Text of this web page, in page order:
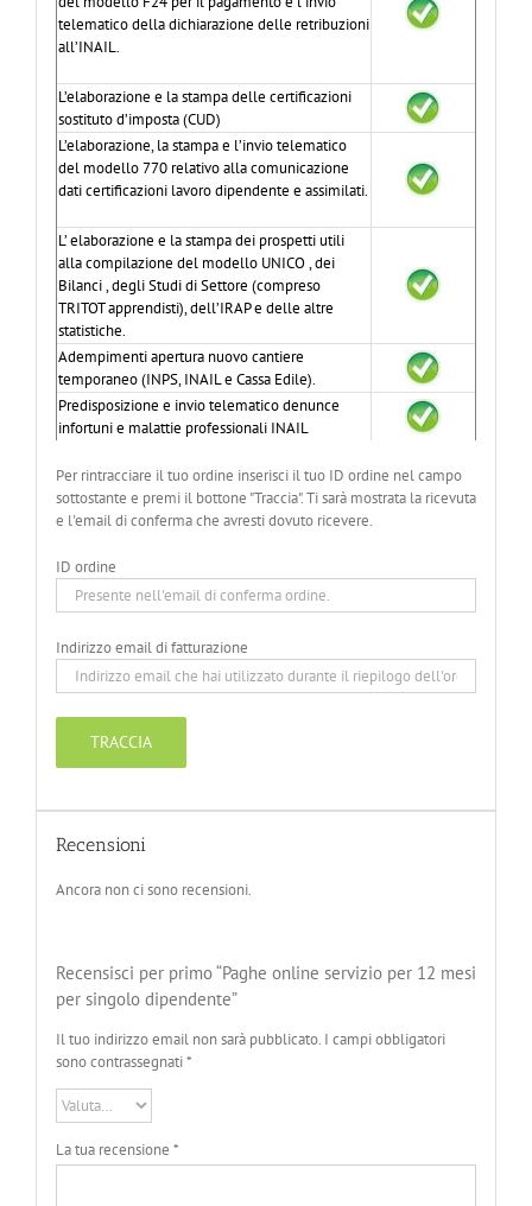
telematico della dichiarazione delle retribuzioni
all’INAIL.
L’elaborazione e la stampa delle certificazioni
sostituto d’imposta (CUD)
L’elaborazione, la stampa e l’invio telematico
del modello 770 relativo alla comunicazione
dati certificazioni lavoro dipendente e assimilati.
L’ elaborazione e la stampa dei prospetti utili
alla compilazione del modello UNICO , dei
Bilanci , degli Studi di Settore (compreso
TRITOT apprendisti), dell’IRAP e delle altre
statistiche.
Adempimenti apertura nuovo cantiere
temporaneo (INPS, INAIL e Cassa Edile).
Predisposizione e invio telematico denunce
infortuni e malattie professionali INAIL
Per rintracciare il tuo ordine inserisci il tuo ID ordine nel campo
sottostante e premi il bottone "Traccia". Ti sarà mostrata la ricevuta
e l'email di conferma che avresti dovuto ricevere.
ID ordine
Indirizzo email di fatturazione
TRACCIA
Recensioni
Ancora non ci sono recensioni.
Recensisci per primo “Paghe online servizio per 12 mesi
per singolo dipendente”
Il tuo indirizzo email non sarà pubblicato. I campi obbligatori
sono contrassegnati*
La tua recensione *